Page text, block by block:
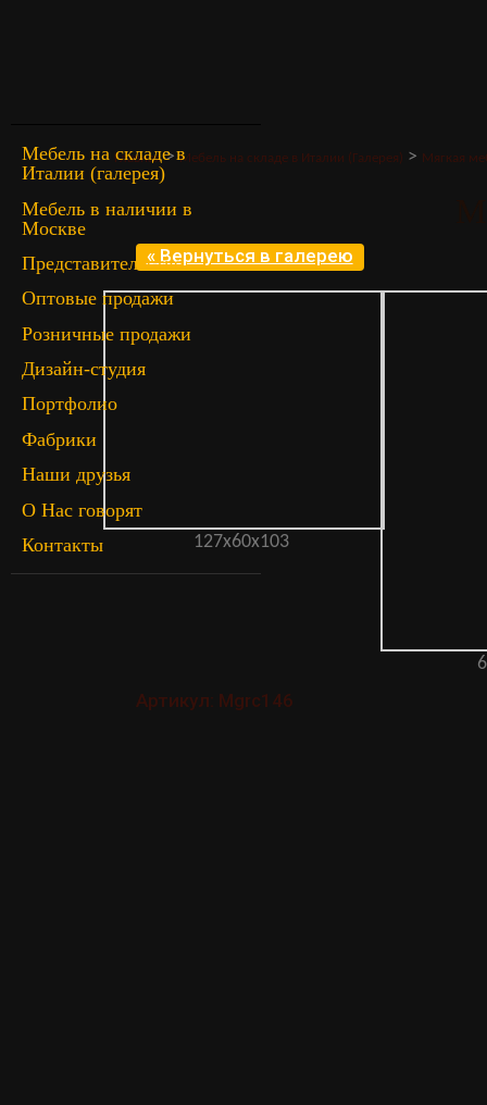
Мебель на складе в
Италии (галерея)
Мебель в наличии в
Москве
Представительство
Оптовые продажи
Розничные продажи
Дизайн-студия
Портфолио
Фабрики
Наши друзья
О Нас говорят
Контакты
Главная>Мебель на складе в Италии (Галерея) > Мягкая
« Вернуться в галерею
127х60х103
Артикул: Mgrc146